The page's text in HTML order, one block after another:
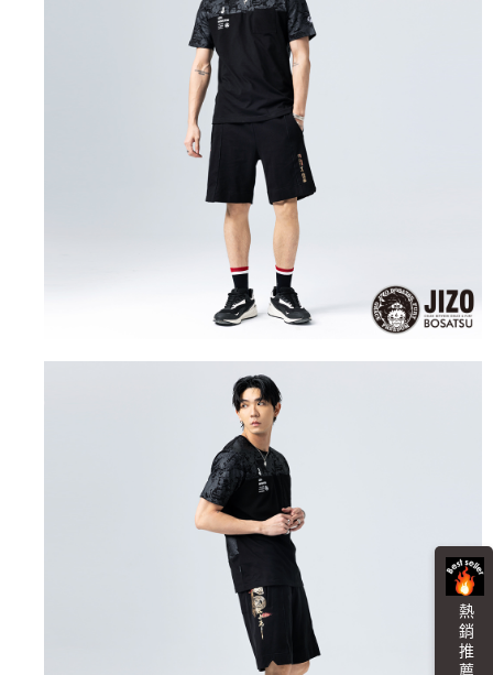
熱 銷 推 薦
2.透過簡訊連結打開帳單後，可選擇「超商條碼／台灣大直營門市／銀行轉
帳／街口支付／iPASS MONEY」等通路繳費。
1.本服務係由「台灣大哥大股份有限公司」（以下簡稱本公司）所提供，讓
用戶於交易時，得透過本服務購買商品或服務，並由商店將買賣／分期付款
買賣價金債權讓與本公司後，依約使用本公司帳單繳交帳款。
2.基於同意付款使用「大哥付你分期」之契約關係目的，商店將以您的個人
資料（包含姓名、電話或地址）提供予台灣大哥大進項蒐集、處理及利用，
由本公司與您本人進行分期帳單所需資料之確認、核對及更正。
3.完整用戶服務條款，請詳閱以下連結：
https://oppay.tw/userRule
１．於結帳方式選擇「AFTEE先享後付」後，將跳轉至「AFTEE先享後付」
結帳頁面，進行簡訊認證並確認金額後，即可完成結帳。
２．訂單成立數日內，您將收到繳費通知簡訊。
３．收到繳費通知簡訊後14天內，點擊此簡訊中的連結，可透過四大超商／
ATM／網路銀行／等多元方式進行付款，方視為交易完成。
※ 請注意：結帳手續完成當下不需立刻繳費，但若您需要取消訂單，請聯絡
購買商品的店家。未經商家同意取消之訂單仍視為有效，需透過AFTEE先享
※ 交易是否成功請以「AFTEE先享後付 」之結帳頁面顯示為準，若有關於
是否繳費成功／繳費後需取消欲退款等相關疑問，請聯繫「AFTEE先享後付
https://netprotections.freshdesk.com/support/home
１．透過由恩沛科技股份有限公司提供之「AFTEE先享後付」服務完成之交
易，需依本服務之必要範圍內提供個人資料，並將交易相關給付款項請求債
權轉讓予恩沛科技股份有限公司。
２．關於個人資料處理事宜，請瀏覽以下網址：
３．未成年的使用者請事先徵得法定代理人或監護人之同意方可使用
「AFTEE先享後付」，若未經同意申辦者引起之損失，本公司不負相關責
４．使用「AFTEE先享後付」時，將依據個別帳號之用戶狀況，依本公司即
時審查核予不同之上限額度；若仍有額度不足之情形，本公司將視審查結果
５．嚴禁一人註冊多個帳號或使用他人資訊註冊。若發現惡意使用之情形，
恩沛科技股份有限公司將有權停止該用戶之使用額度並採取法律行動。
每筆NT$80，滿NT$888(含以上)免運費
每筆NT$60，滿NT$3,000(含以上)免運費
每筆NT$60，滿NT$3,000(含以上)免運費
每筆NT$80，滿NT$3,000(含以上)免運費
每筆NT$100，滿NT$3,000(含以上)免運費